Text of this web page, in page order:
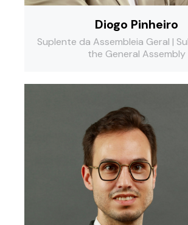
Diogo Pinheiro
Suplente da Assembleia Geral |
the General Assembly